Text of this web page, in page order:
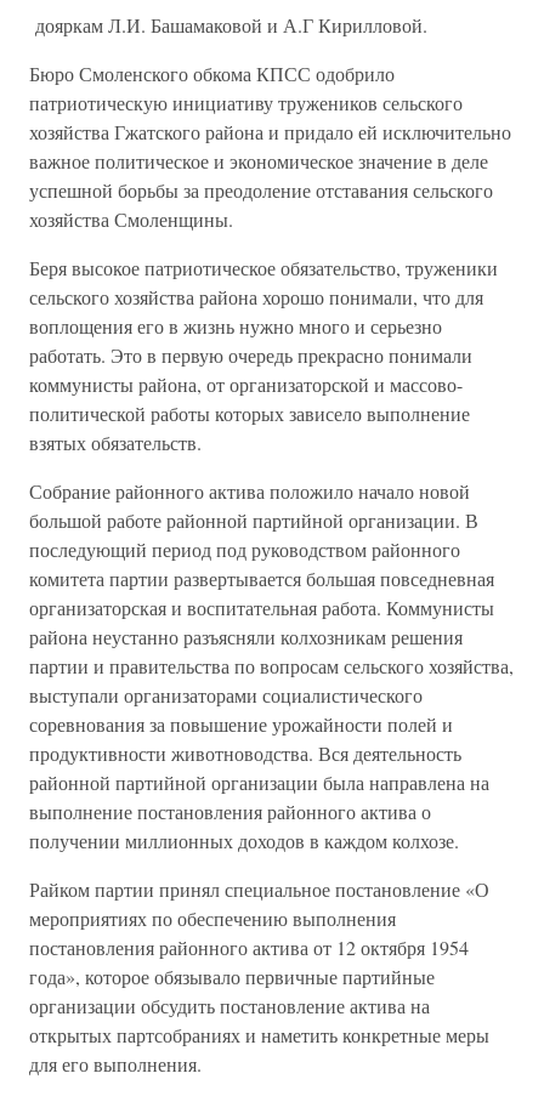
дояркам Л.И. Башамаковой и А.Г Кирилловой.
Бюро Смоленского обкома КПСС одобрило
патриотическую инициативу тружеников сельского
хозяйства Гжатского района и придало ей исключительно
важное политическое и экономическое значение в деле
успешной борьбы за преодоление отставания сельского
хозяйства Смоленщины.
Беря высокое патриотическое обязательство, труженики
сельского хозяйства района хорошо понимали, что для
воплощения его в жизнь нужно много и серьезно
работать. Это в первую очередь прекрасно понимали
коммунисты района, от организаторской и массово-
политической работы которых зависело выполнение
взятых обязательств.
Собрание районного актива положило начало новой
большой работе районной партийной организации. В
последующий период под руководством районного
комитета партии развертывается большая повседневная
организаторская и воспитательная работа. Коммунисты
района неустанно разъясняли колхозникам решения
партии и правительства по вопросам сельского хозяйства,
выступали организаторами социалистического
соревнования за повышение урожайности полей и
продуктивности животноводства. Вся деятельность
районной партийной организации была направлена на
выполнение постановления районного актива о
получении миллионных доходов в каждом колхозе.
Райком партии принял специальное постановление «О
мероприятиях по обеспечению выполнения
постановления районного актива от 12 октября 1954
года», которое обязывало первичные партийные
организации обсудить постановление актива на
открытых партсобраниях и наметить конкретные меры
для его выполнения.